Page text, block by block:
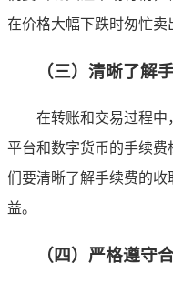
在价格大幅下跌时匆忙卖
（三）清晰了解
在转账和交易过程中
平台和数字货币的手续
们要清晰了解手续费的
益。
（四）严格遵守